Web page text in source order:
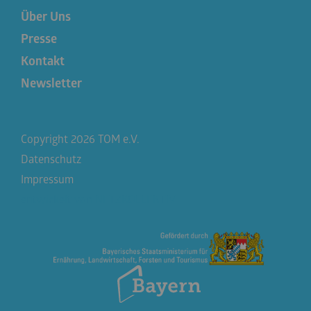
Über Uns
Presse
Kontakt
Newsletter
Copyright 2026 TOM e.V.
Datenschutz
Impressum